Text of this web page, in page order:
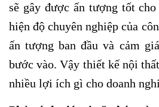
sẽ gây được ấn tượng tốt cho
hiện độ chuyên nghiệp của
ấn tượng ban đầu và cảm
bước vào. Vậy thiết kế nội
nhiều lợi ích gì cho doanh